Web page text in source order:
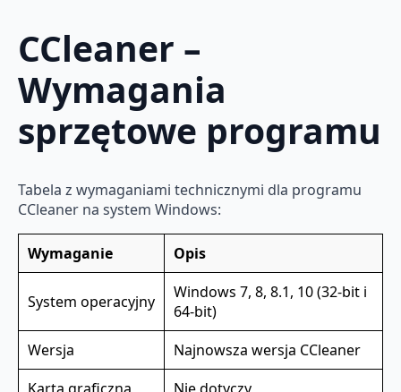
CCleaner –
Wymagania
sprzętowe programu
Tabela z wymaganiami technicznymi dla programu
CCleaner na system Windows:
Wymaganie Opis
System operacyjny
Windows 7, 8, 8.1, 10 (32-bit i
64-bit)
Wersja
Najnowsza wersja CCleaner